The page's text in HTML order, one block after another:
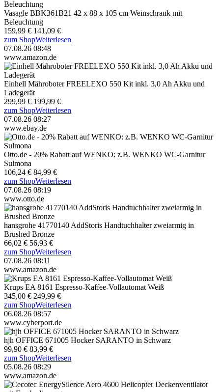
Vasagle BBK361B21 42 x 88 x 105 cm Weinschrank mit
Beleuchtung
159,99 € 141,09 €
zum ShopWeiterlesen
07.08.26 08:48
www.amazon.de
Einhell Mähroboter FREELEXO 550 Kit inkl. 3,0 Ah Akku und
Ladegerät
299,99 € 199,99 €
zum ShopWeiterlesen
07.08.26 08:27
www.ebay.de
Otto.de - 20% Rabatt auf WENKO: z.B. WENKO WC-Garnitur
Sulmona
106,24 € 84,99 €
zum ShopWeiterlesen
07.08.26 08:19
www.otto.de
hansgrohe 41770140 AddStoris Handtuchhalter zweiarmig in
Brushed Bronze
66,02 € 56,93 €
zum ShopWeiterlesen
07.08.26 08:11
www.amazon.de
Krups EA 8161 Espresso-Kaffee-Vollautomat Weiß
345,00 € 249,99 €
zum ShopWeiterlesen
06.08.26 08:57
www.cyberport.de
hjh OFFICE 671005 Hocker SARANTO in Schwarz
99,90 € 83,99 €
zum ShopWeiterlesen
05.08.26 08:29
www.amazon.de